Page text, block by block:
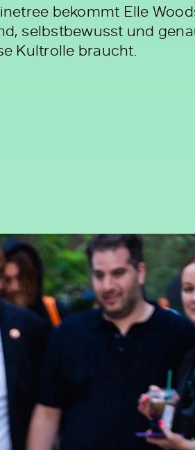
bekommt Elle
selbstbewusst und
Kultrolle braucht.